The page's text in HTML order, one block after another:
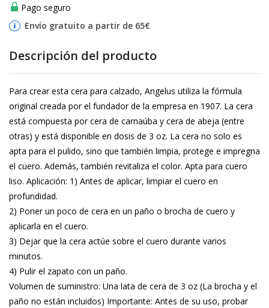
Pago seguro
Envío gratuito a partir de 65€
Descripción del producto
Para crear esta cera para calzado, Angelus utiliza la fórmula
original creada por el fundador de la empresa en 1907. La cera
está compuesta por cera de carnaúba y cera de abeja (entre
otras) y está disponible en dosis de 3 oz. La cera no solo es
apta para el pulido, sino que también limpia, protege e impregna
el cuero. Además, también revitaliza el color. Apta para cuero
liso. Aplicación: 1) Antes de aplicar, limpiar el cuero en
profundidad.
2) Poner un poco de cera en un paño o brocha de cuero y
aplicarla en el cuero.
3) Dejar que la cera actúe sobre el cuero durante varios
minutos.
4) Pulir el zapato con un paño.
Volumen de suministro: Una lata de cera de 3 oz (La brocha y el
paño no están incluidos) Importante: Antes de su uso, probar